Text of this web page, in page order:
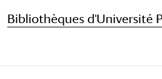
Bibliothèques d'Université